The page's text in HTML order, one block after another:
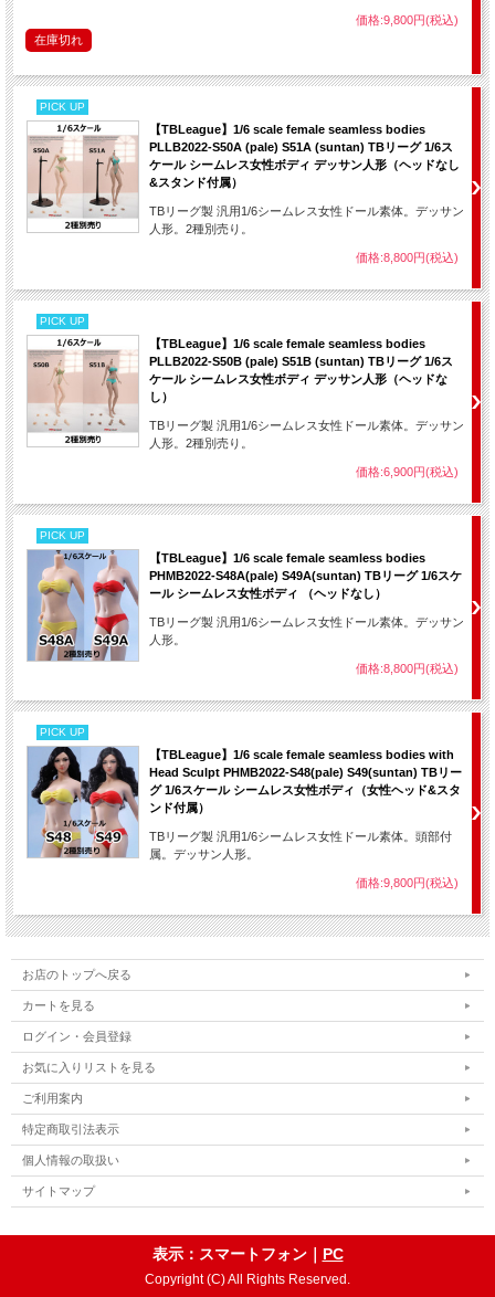
価格:9,800円(税込)
在庫切れ
PICK UP
【TBLeague】1/6 scale female seamless bodies
PLLB2022-S50A (pale) S51A (suntan) TBリーグ 1/6ス
ケール シームレス女性ボディ デッサン人形（ヘッドなし
&スタンド付属）
TBリーグ製 汎用1/6シームレス女性ドール素体。デッサン
人形。2種別売り。
価格:8,800円(税込)
PICK UP
【TBLeague】1/6 scale female seamless bodies
PLLB2022-S50B (pale) S51B (suntan) TBリーグ 1/6ス
ケール シームレス女性ボディ デッサン人形（ヘッドな
し）
TBリーグ製 汎用1/6シームレス女性ドール素体。デッサン
人形。2種別売り。
価格:6,900円(税込)
PICK UP
【TBLeague】1/6 scale female seamless bodies
PHMB2022-S48A(pale) S49A(suntan) TBリーグ 1/6スケ
ール シームレス女性ボディ （ヘッドなし）
TBリーグ製 汎用1/6シームレス女性ドール素体。デッサン
人形。
価格:8,800円(税込)
PICK UP
【TBLeague】1/6 scale female seamless bodies with
Head Sculpt PHMB2022-S48(pale) S49(suntan) TBリー
グ 1/6スケール シームレス女性ボディ（女性ヘッド&スタ
ンド付属）
TBリーグ製 汎用1/6シームレス女性ドール素体。頭部付
属。デッサン人形。
価格:9,800円(税込)
お店のトップへ戻る
カートを見る
ログイン・会員登録
お気に入りリストを見る
ご利用案内
特定商取引法表示
個人情報の取扱い
サイトマップ
表示：スマートフォン｜ PC
Copyright (C) All Rights Reserved.